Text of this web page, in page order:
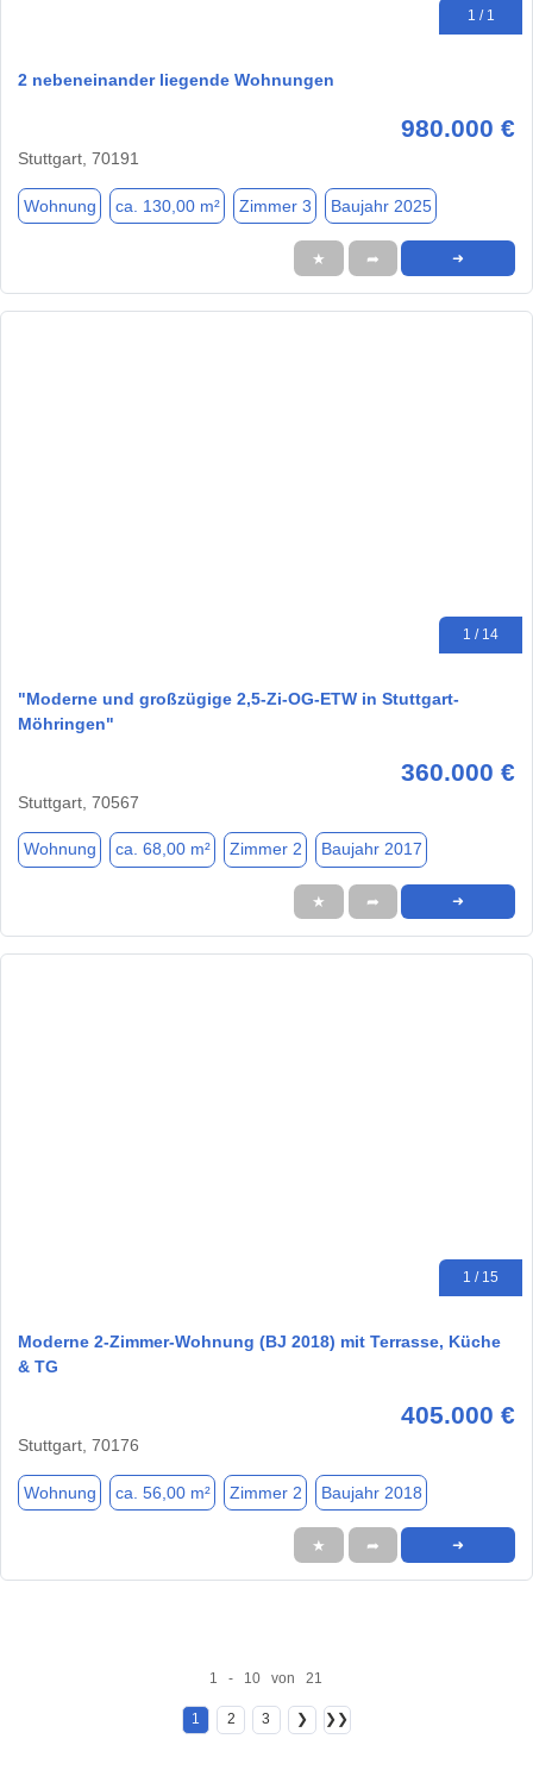
1 / 1
2 nebeneinander liegende Wohnungen
980.000 €
Stuttgart, 70191
Wohnung ca. 130,00 m² Zimmer 3 Baujahr 2025
★ ➦ ➜
1 / 14
"Moderne und großzügige 2,5-Zi-OG-ETW in Stuttgart-
Möhringen"
360.000 €
Stuttgart, 70567
Wohnung ca. 68,00 m² Zimmer 2 Baujahr 2017
★ ➦ ➜
1 / 15
Moderne 2-Zimmer-Wohnung (BJ 2018) mit Terrasse, Küche
& TG
405.000 €
Stuttgart, 70176
Wohnung ca. 56,00 m² Zimmer 2 Baujahr 2018
★ ➦ ➜
1 - 10 von 21
1 2 3 ❯ ❯❯